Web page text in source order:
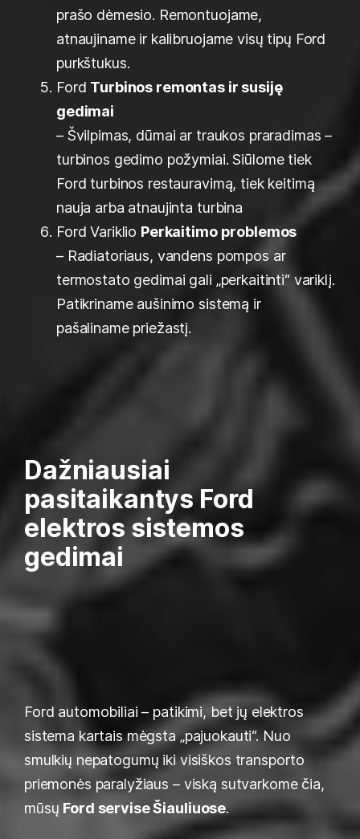
prašo dėmesio. Remontuojame,
atnaujiname ir kalibruojame visų tipų Ford
purkštukus.
Ford Turbinos remontas ir susiję
gedimai
– Švilpimas, dūmai ar traukos praradimas –
turbinos gedimo požymiai. Siūlome tiek
Ford turbinos restauravimą, tiek keitimą
nauja arba atnaujinta turbina
Ford Variklio Perkaitimo problemos
– Radiatoriaus, vandens pompos ar
termostato gedimai gali „perkaitinti“ variklį.
Patikriname aušinimo sistemą ir
pašaliname priežastį.
Dažniausiai
pasitaikantys Ford
elektros sistemos
gedimai
Ford automobiliai – patikimi, bet jų elektros
sistema kartais mėgsta „pajuokauti“. Nuo
smulkių nepatogumų iki visiškos transporto
priemonės paralyžiaus – viską sutvarkome čia,
mūsų Ford servise Šiauliuose.